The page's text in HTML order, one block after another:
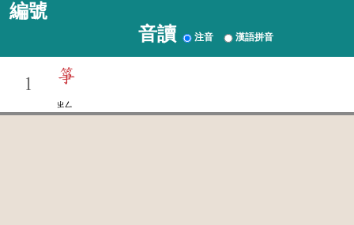
編號
音讀 注音 漢語拼音
1 箏
ㄓㄥ